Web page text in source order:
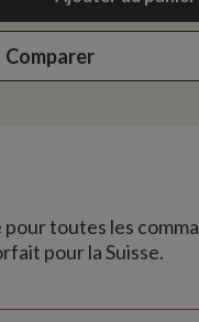
Comparer
toutes les
pour la Suisse.